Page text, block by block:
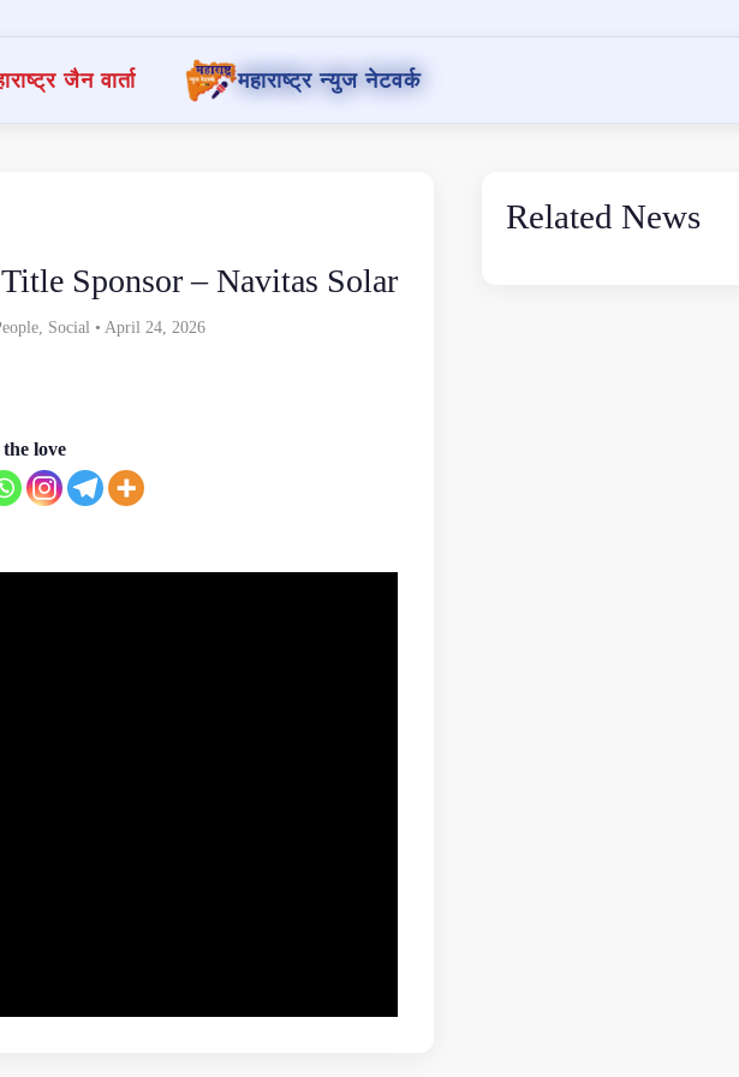
जैन वार्ता महाराष्ट्र न्युज नेटवर्क
Sponsor – Navitas Solar
, Social • April 24, 2026
love
Related News